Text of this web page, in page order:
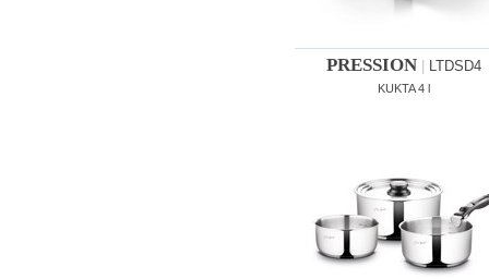
PRESSION LTDSD4
KUKTA 4 l